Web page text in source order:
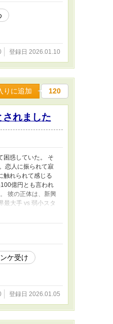
登録日 2026.01.10
りに追加 120
されました
困惑していた。 そ
恋人に振られて寂
触れられて感じる
億円とも言われ
彼の正体は、新興
最大手 vs 弱小スタ
べてを賭けた勝負
い」 年下天才CEO
ス。 ※アナザース
しました。
ンケ受け
登録日 2026.01.05